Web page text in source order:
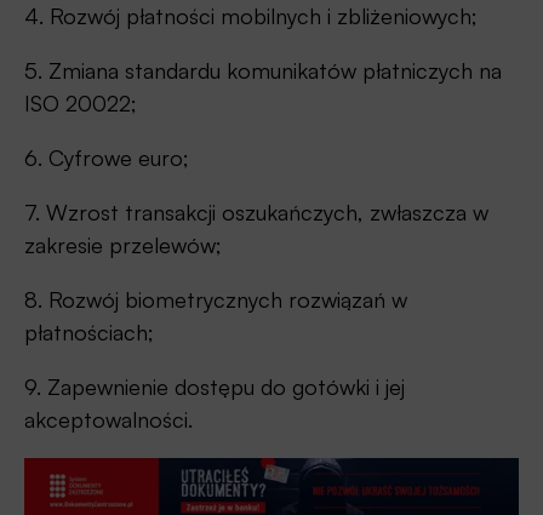
4. Rozwój płatności mobilnych i zbliżeniowych;
5. Zmiana standardu komunikatów płatniczych na
ISO 20022;
6. Cyfrowe euro;
7. Wzrost transakcji oszukańczych, zwłaszcza w
zakresie przelewów;
8. Rozwój biometrycznych rozwiązań w
płatnościach;
9. Zapewnienie dostępu do gotówki i jej
akceptowalności.